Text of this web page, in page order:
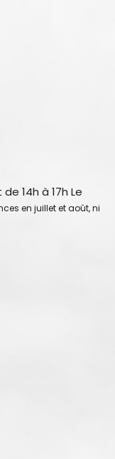
14h à 17h Le
en juillet et août, ni